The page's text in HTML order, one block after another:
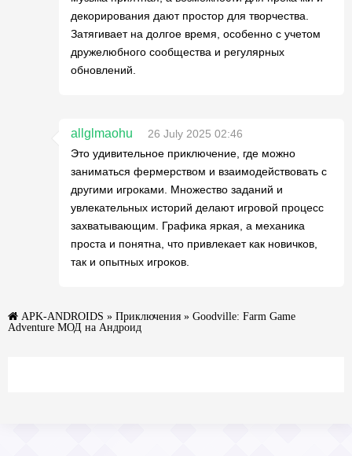
декорирования дают простор для творчества.
Затягивает на долгое время, особенно с учетом
дружелюбного сообщества и регулярных
обновлений.
allglmaohu
26 July 2025 02:46
Это удивительное приключение, где можно
заниматься фермерством и взаимодействовать с
другими игроками. Множество заданий и
увлекательных историй делают игровой процесс
захватывающим. Графика яркая, а механика
проста и понятна, что привлекает как новичков,
так и опытных игроков.
APK-ANDROIDS » Приключения » Goodville: Farm Game
Adventure МОД на Андроид